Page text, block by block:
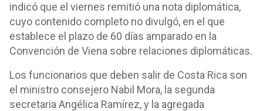
indicó que el viernes remitió una nota diplomática,
cuyo contenido completo no divulgó, en el que
establece el plazo de 60 días amparado en la
Convención de Viena sobre relaciones diplomáticas.
Los funcionarios que deben salir de Costa Rica son
el ministro consejero Nabil Mora, la segunda
secretaria Angélica Ramírez, y la agregada